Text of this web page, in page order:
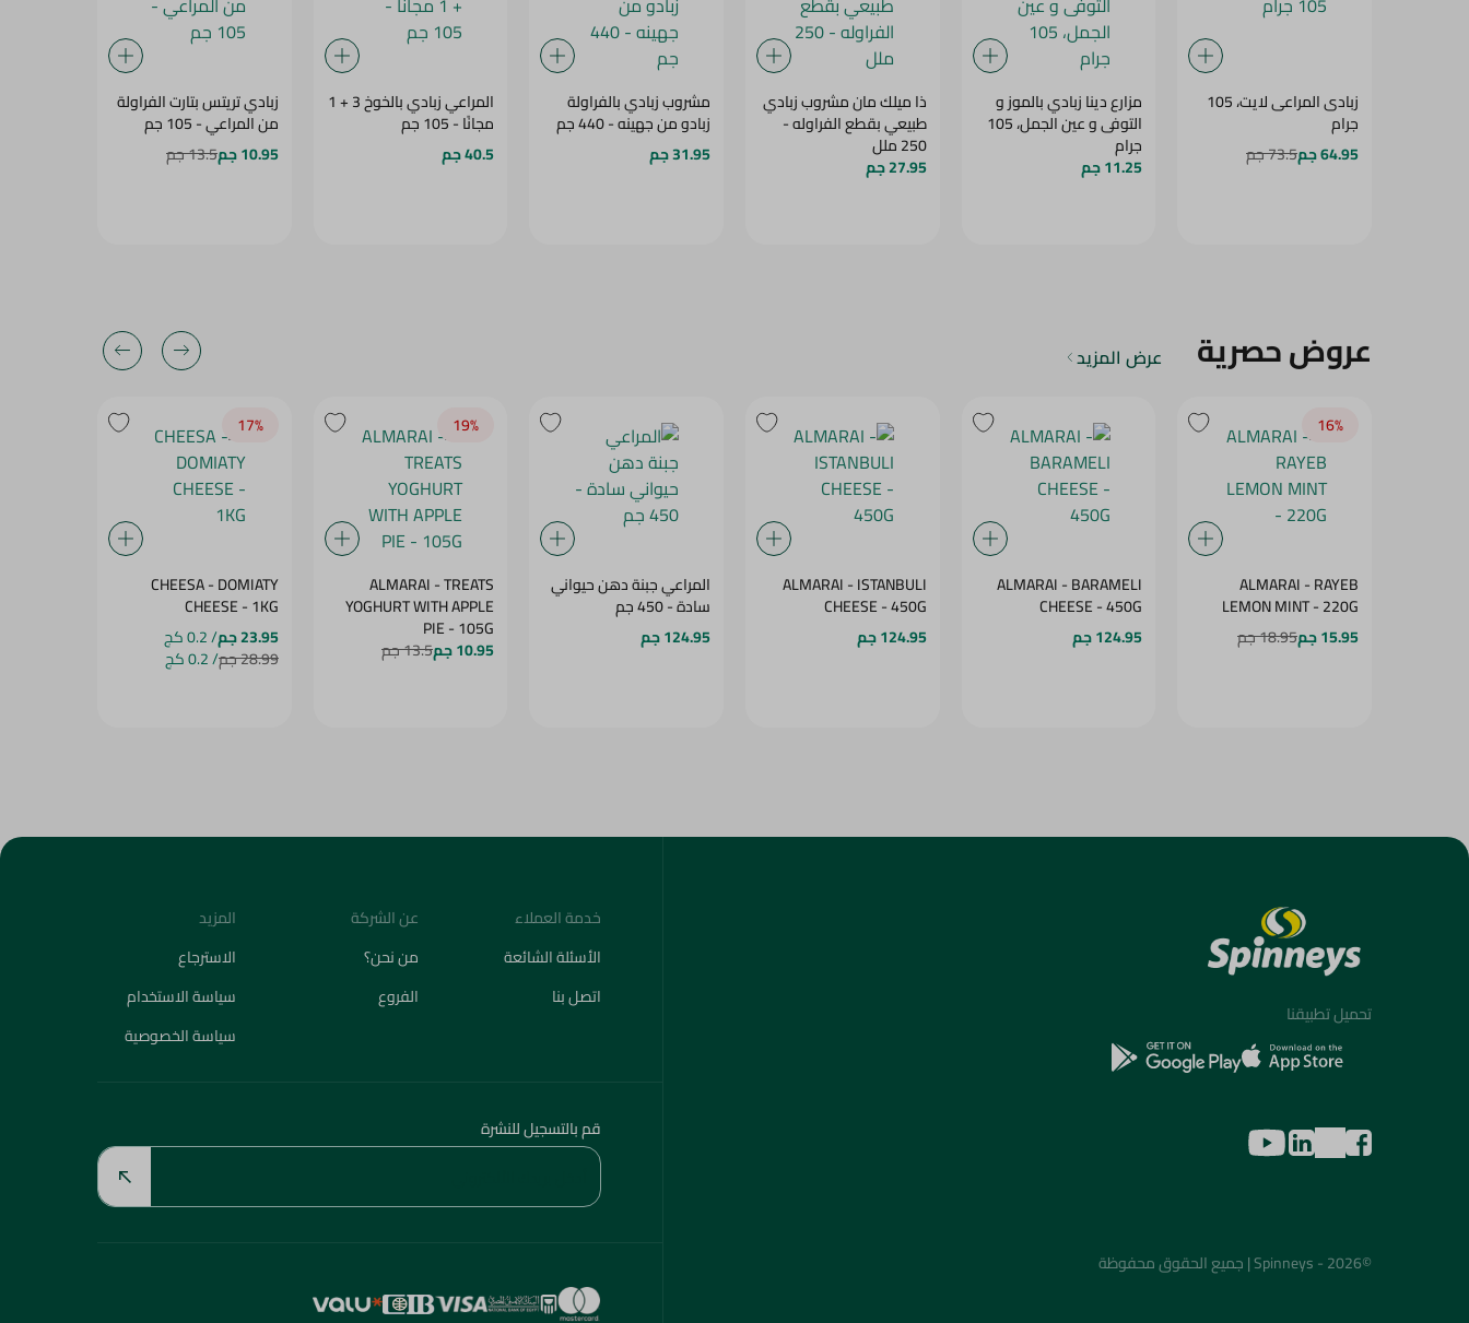
زبادى المراعى لايت، 105
جرام
64.95 جم
73.5 جم
مزارع دينا زبادي بالموز و
التوفى و عين الجمل، 105
جرام
11.25 جم
ذا ميلك مان مشروب زبادي
طبيعي بقطع الفراوله -
250 ملل
27.95 جم
مشروب زبادي بالفراولة
زبادو من جهينه - 440 جم
31.95 جم
المراعي زبادي بالخوخ 3 + 1
مجانًا - 105 جم
40.5 جم
زبادي تريتس بتارت الفراولة
من المراعي - 105 جم
10.95 جم
13.5 جم
عروض حصرية عرض المزيد
16‎%‎
ALMARAI - RAYEB
LEMON MINT - 220G
15.95 جم
18.95 جم
ALMARAI - BARAMELI
CHEESE - 450G
124.95 جم
ALMARAI - ISTANBULI
CHEESE - 450G
124.95 جم
المراعي جبنة دهن حيواني
سادة - 450 جم
124.95 جم
19‎%‎
ALMARAI - TREATS
YOGHURT WITH APPLE
PIE - 105G
10.95 جم 13.5 جم
17‎%‎
CHEESA - DOMIATY
CHEESE - 1KG
23.95 جم
/ 0.2 كج
28.99 جم / 0.2 كج
تحميل تطبيقنا
©2026 - Spinneys | جميع الحقوق محفوظة
خدمة العملاء
الأسئلة الشائعة
اتصل بنا
عن الشركة
من نحن؟
الفروع
المزيد
الاسترجاع
سياسة الاستخدام
سياسة الخصوصية
قم بالتسجيل للنشرة